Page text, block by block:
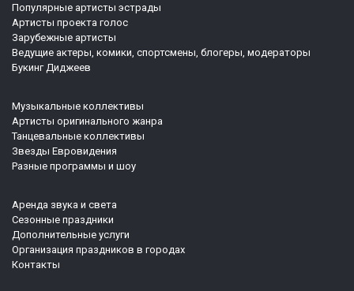
Популярные артисты эстрады
Артисты проекта голос
Зарубежные артисты
Ведущие актеры, комики, спортсмены, блогеры, модераторы
Букинг Диджеев
Музыкальные коллективы
Артисты оригинального жанра
Танцевальные коллективы
Звезды Евровидения
Разные программы и шоу
Аренда звука и света
Сезонные праздники
Дополнительные услуги
Организация праздников в городах
Контакты